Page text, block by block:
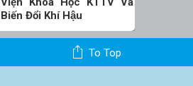
Biến Đổi Khí Hậu
To Top